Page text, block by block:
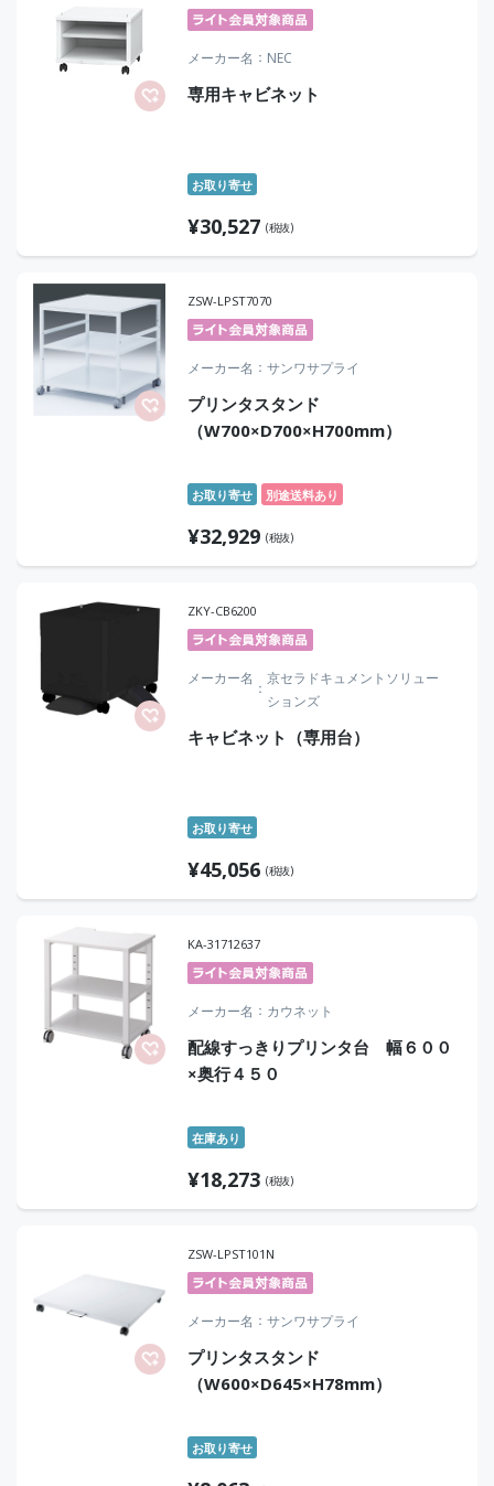
メーカー名 NEC
専用キャビネット
お取り寄せ
¥30,527 (税抜)
ZSW-LPST7070
メーカー名 サンワサプライ
プリンタスタンド
（W700×D700×H700mm）
お取り寄せ 別途送料あり
¥32,929 (税抜)
ZKY-CB6200
メーカー名
京セラドキュメントソリュー
ションズ
キャビネット（専用台）
お取り寄せ
¥45,056 (税抜)
KA-31712637
メーカー名 カウネット
配線すっきりプリンタ台 幅６００
×奥行４５０
在庫あり
¥18,273 (税抜)
ZSW-LPST101N
メーカー名 サンワサプライ
プリンタスタンド
（W600×D645×H78mm）
お取り寄せ